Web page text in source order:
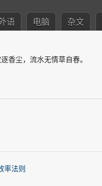
语 电脑 杂文
香尘，流水无情草自春。
率法则